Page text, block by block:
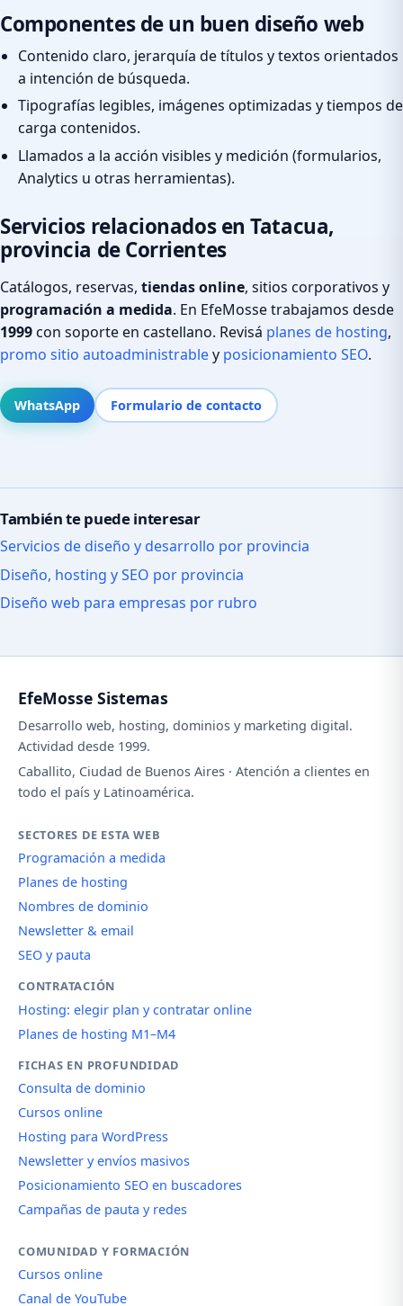
Componentes de un buen diseño web
Contenido claro, jerarquía de títulos y textos orientados
a intención de búsqueda.
Tipografías legibles, imágenes optimizadas y tiempos de
carga contenidos.
Llamados a la acción visibles y medición (formularios,
Analytics u otras herramientas).
Servicios relacionados en Tatacua,
provincia de Corrientes
Catálogos, reservas, tiendas online, sitios corporativos y
programación a medida. En EfeMosse trabajamos desde
1999con soporte en castellano. Revisá planes de hosting,
promo sitio autoadministrabley posicionamiento SEO.
WhatsApp Formulario de contacto
También te puede interesar
Servicios de diseño y desarrollo por provincia
Diseño, hosting y SEO por provincia
Diseño web para empresas por rubro
EfeMosse Sistemas
Desarrollo web, hosting, dominios y marketing digital.
Actividad desde 1999.
Caballito, Ciudad de Buenos Aires · Atención a clientes en
todo el país y Latinoamérica.
SECTORES DE ESTA WEB
Programación a medida
Planes de hosting
Nombres de dominio
Newsletter & email
SEO y pauta
CONTRATACIÓN
Hosting: elegir plan y contratar online
Planes de hosting M1–M4
FICHAS EN PROFUNDIDAD
Consulta de dominio
Cursos online
Hosting para WordPress
Newsletter y envíos masivos
Posicionamiento SEO en buscadores
Campañas de pauta y redes
COMUNIDAD Y FORMACIÓN
Cursos online
Canal de YouTube